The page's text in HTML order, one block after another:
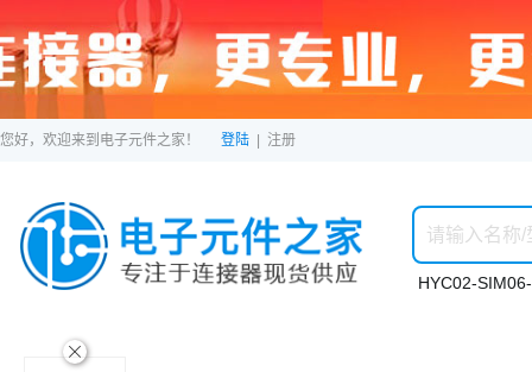
您好，欢迎来到电子元件之家！ 登陆 注册
HYC02-
ဆ